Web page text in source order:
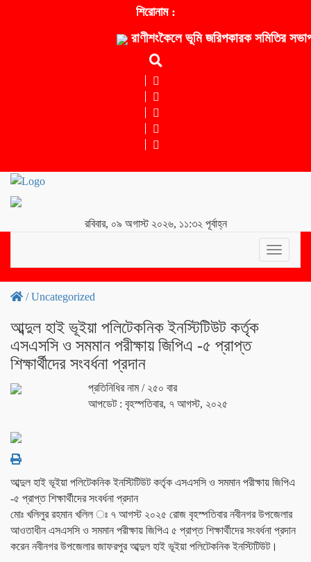
শিরোনাম :
রাণীশংকৈলে ভূমি জরিপকারক সমিতির
রবিবার, ০৯ অগাস্ট ২০২৬, ১১:৩২ পূর্বাহ্ন
Toggle
/Uncategorized
আব্দুল হাই ভূইয়া পলিটেকনিক ইনস্টিটিউট কর্তৃক
এসএসসি ও সমমান পরীক্ষায় জিপিএ -৫ প্রাপ্ত
শিক্ষার্থীদের সংবর্ধনা প্রদান
প্রতিনিধির নাম/ ২৫০ বার
আপডেট : বৃহস্পতিবার, ৭ আগস্ট, ২০২৫
আব্দুল হাই ভূইয়া পলিটেকনিক ইনস্টিটিউট কর্তৃক এসএসসি ও সমমান পরীক্ষায় জিপিএ
-৫ প্রাপ্ত শিক্ষার্থীদের সংবর্ধনা প্রদান
মোঃ খলিলুর রহমান খলিল ঃ ৭ আগস্ট ২০২৫ রোজ বৃহস্পতিবার নবীনগর উপজেলার
আওতাধীন এসএসসি ও সমমান পরীক্ষায় জিপিএ ৫ প্রাপ্ত শিক্ষার্থীদের সংবর্ধনা প্রদান
করেন নবীনগর উপজেলার জাফরপুর আব্দুল হাই ভূইয়া পলিটেকনিক ইনস্টিটিউট।